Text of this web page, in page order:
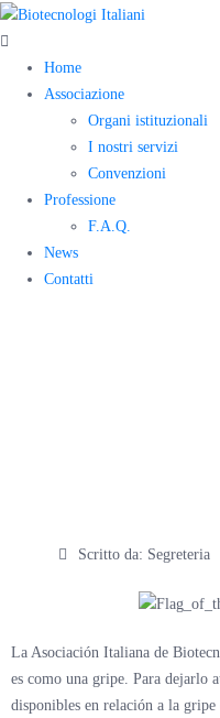
Home
Associazione
Organi istituzionali
I nostri servizi
Convenzioni
Professione
F.A.Q.
News
Contatti
Scritto da: Segreteria
La Asociación Italiana de
es como una gripe. Para dejarlo
disponibles en relación a la